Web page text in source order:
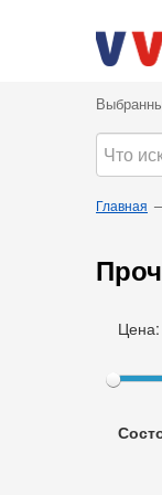
Главная
Цена: